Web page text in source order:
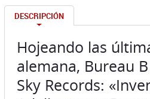
DESCRIPCIÓN
Hojeando las
alemana, Bureau
Sky Records: